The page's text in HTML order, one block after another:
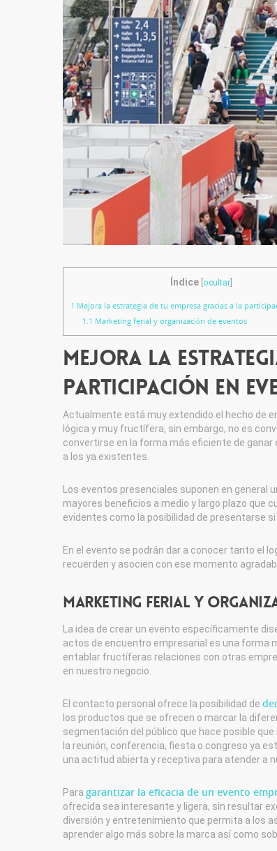
Índice ocultar
1 Mejora la estrategia de tu empresa gracias a la
1.1 Marketing ferial y organización de eventos
Mejora la
participación en
Actualmente está muy extendido el hecho de
lógica y muy fructífera, sin embargo, no es
convertirse en la forma más eficiente de
a los ya existentes.
Los eventos presenciales suponen en general
mayores beneficios a medio y largo plazo que
evidentes como la posibilidad de presentarse
En el evento se podrán dar a conocer tanto el
recuerden y asocien con ese momento
Marketing ferial y
La idea de crear un evento específicamente
actos de encuentro empresarial es una forma
entablar fructíferas relaciones con otras
en nuestro negocio.
El contacto personal ofrece la posibilidad de
los productos que se ofrecen o marcar la
segmentación del público que hace posible
la reunión, conferencia, fiesta o congreso ya
una actitud abierta y receptiva para atender a
Para garantizar la eficacia de un evento
ofrecida sea interesante y ligera, sin resultar
diversión y entretenimiento que permita a los
aprender algo más sobre la marca así como